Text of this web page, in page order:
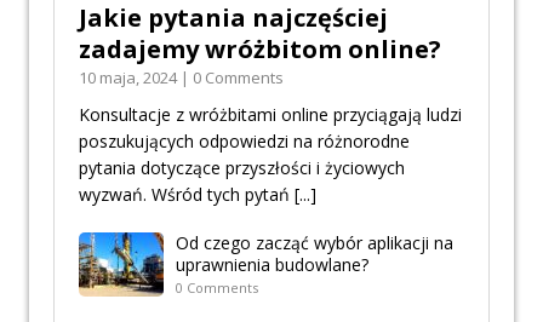
Jakie pytania najczęściej
zadajemy wróżbitom online?
10 maja, 2024 | 0 Comments
Konsultacje z wróżbitami online przyciągają ludzi
poszukujących odpowiedzi na różnorodne
pytania dotyczące przyszłości i życiowych
wyzwań. Wśród tych pytań [...]
Od czego zacząć wybór aplikacji na
uprawnienia budowlane?
0 Comments